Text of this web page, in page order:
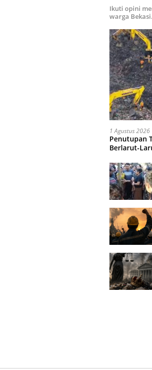
Ikuti opini
warga Bekasi.
1 Agustus 2026
Penutupan
Berlarut-